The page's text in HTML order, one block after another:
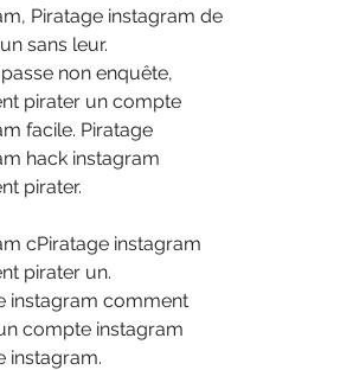
Piratage instagram de
sans leur.
non enquête,
pirater un compte
facile. Piratage
hack instagram
pirater.
cPiratage instagram
pirater un.
instagram comment
compte instagram
instagram.